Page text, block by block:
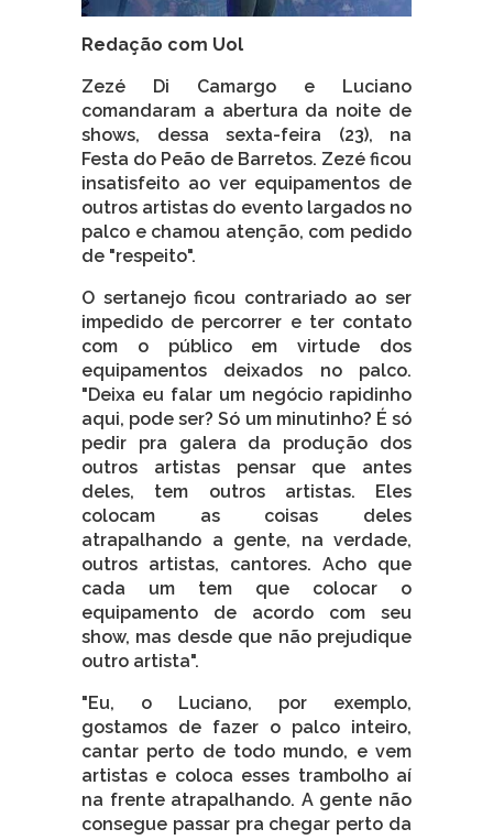
Redação com Uol
Zezé Di Camargo e Luciano
comandaram a abertura da noite de
shows, dessa sexta-feira (23), na
Festa do Peão de Barretos. Zezé ficou
insatisfeito ao ver equipamentos de
outros artistas do evento largados no
palco e chamou atenção, com pedido
de "respeito".
O sertanejo ficou contrariado ao ser
impedido de percorrer e ter contato
com o público em virtude dos
equipamentos deixados no palco.
"Deixa eu falar um negócio rapidinho
aqui, pode ser? Só um minutinho? É só
pedir pra galera da produção dos
outros artistas pensar que antes
deles, tem outros artistas. Eles
colocam as coisas deles
atrapalhando a gente, na verdade,
outros artistas, cantores. Acho que
cada um tem que colocar o
equipamento de acordo com seu
show, mas desde que não prejudique
outro artista".
"Eu, o Luciano, por exemplo,
gostamos de fazer o palco inteiro,
cantar perto de todo mundo, e vem
artistas e coloca esses trambolho aí
na frente atrapalhando. A gente não
consegue passar pra chegar perto da